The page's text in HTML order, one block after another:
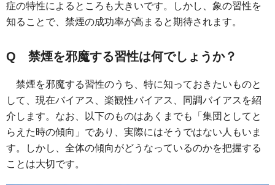
症の特性によるところも大きいです。しかし、象の習性を
知ることで、禁煙の成功率が高まると期待されます。
Q 禁煙を邪魔する習性は何でしょうか？
禁煙を邪魔する習性のうち、特に知っておきたいものと
して、現在バイアス、楽観性バイアス、同調バイアスを紹
介します。なお、以下のものはあくまでも「集団としてと
らえた時の傾向」であり、実際にはそうではない人もいま
す。しかし、全体の傾向がどうなっているのかを把握する
ことは大切です。